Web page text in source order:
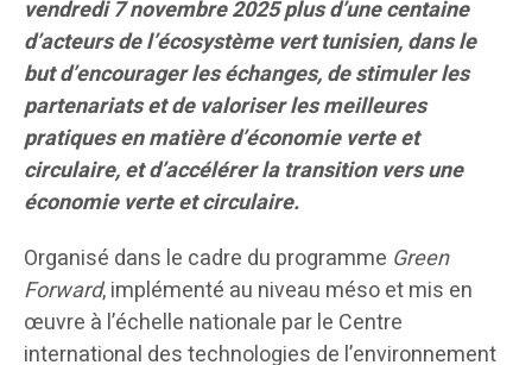
vendredi 7 novembre 2025 plus d’une centaine
d’acteurs de l’écosystème vert tunisien, dans le
but d’encourager les échanges, de stimuler les
partenariats et de valoriser les meilleures
pratiques en matière d’économie verte et
circulaire,et d’accélérer la transition vers une
économie verte et circulaire.
Organisé dans le cadre du programme Green
Forward, implémenté au niveau méso et mis en
œuvre à l’échelle nationale par le Centre
international des technologies de l’environnement